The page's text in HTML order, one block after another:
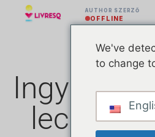
AUTHOR SZERZŐ
OFFLINE
Ingyenes
leckék
We've
to change